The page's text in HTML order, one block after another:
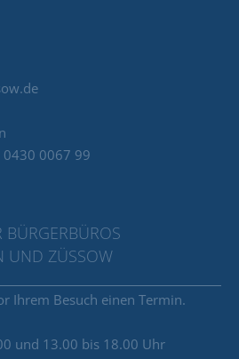
0430 0067 99
BÜRGERBÜROS
UND ZÜSSOW
Ihrem Besuch einen Termin.
und 13.00 bis 18.00 Uhr